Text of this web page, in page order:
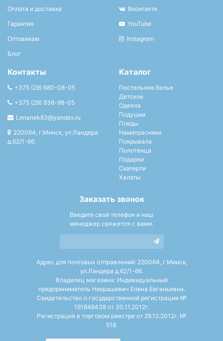
Оплата и доставка
Гарантия
Оптовикам
Блог
Вконтакте
YouTube
Instagram
Контакты
+375 (29) 680-08-05
+375 (29) 838-98-05
Lenanek83@yandex.ru
220064, г.Минск, ул.Ландера
д.62/1-66.
Каталог
Постельное белье
Детское
Одеяла
Подушки
Пледы
Наматрасники
Покрывала
Полотенца
Подарки
Скатерти
Халаты
Заказать звонок
Введите свой телефон и наш
менеджер свяжется с вами.
Адрес для почтовых отправлений: 220064, г.Минск,
ул.Ландера д.62/1-66.
Владелец магазина: Индивидуальный
предприниматель Некрашевич Елена Евгеньевна.
Свидетельство о государственной регистрации №
191846438 от 30.11.2012г.
Регистрация в торговом реестре от 28.12.2012г. №
518.